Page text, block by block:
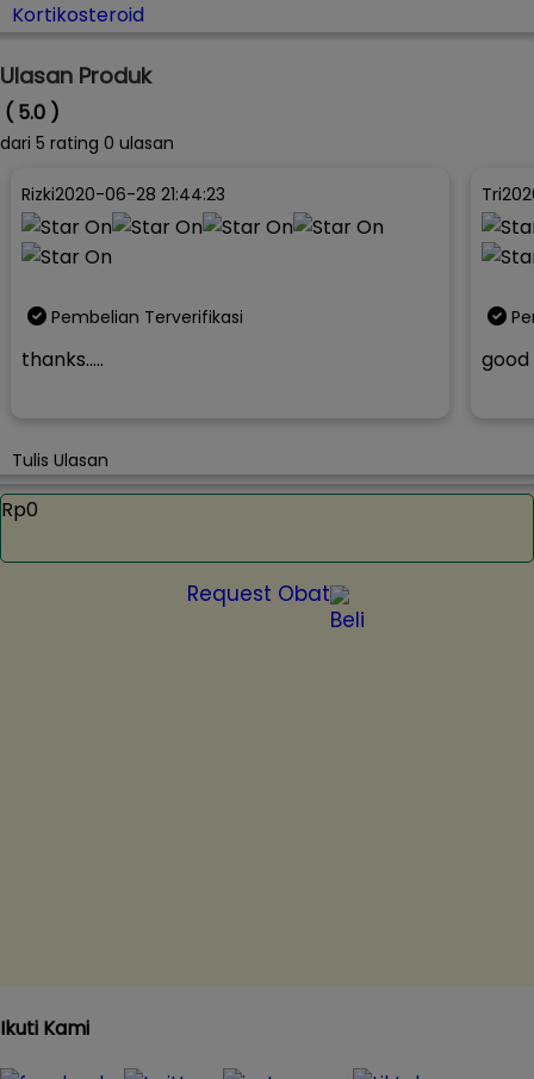
Kortikosteroid
Ulasan Produk
( 5.0 )
dari 5 rating 0 ulasan
Rizki2020-06-28 21:44:23
Pembelian Terverifikasi
thanks.....
Tri
good
Tulis Ulasan
Rp0
Request Obat
Ikuti Kami